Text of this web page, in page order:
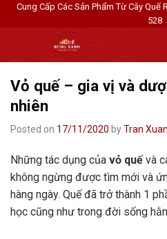
SkipCung Cấp Các Sản Phẩm Từ Cây Quế
528
Vỏ quế – gia vị và
nhiên
Posted on 17/11/2020 byTran
Những tác dụng của vỏ quế và
không ngừng được tìm mới và
hàng ngày. Quế đã trở thành 1
học cũng như trong đời sống